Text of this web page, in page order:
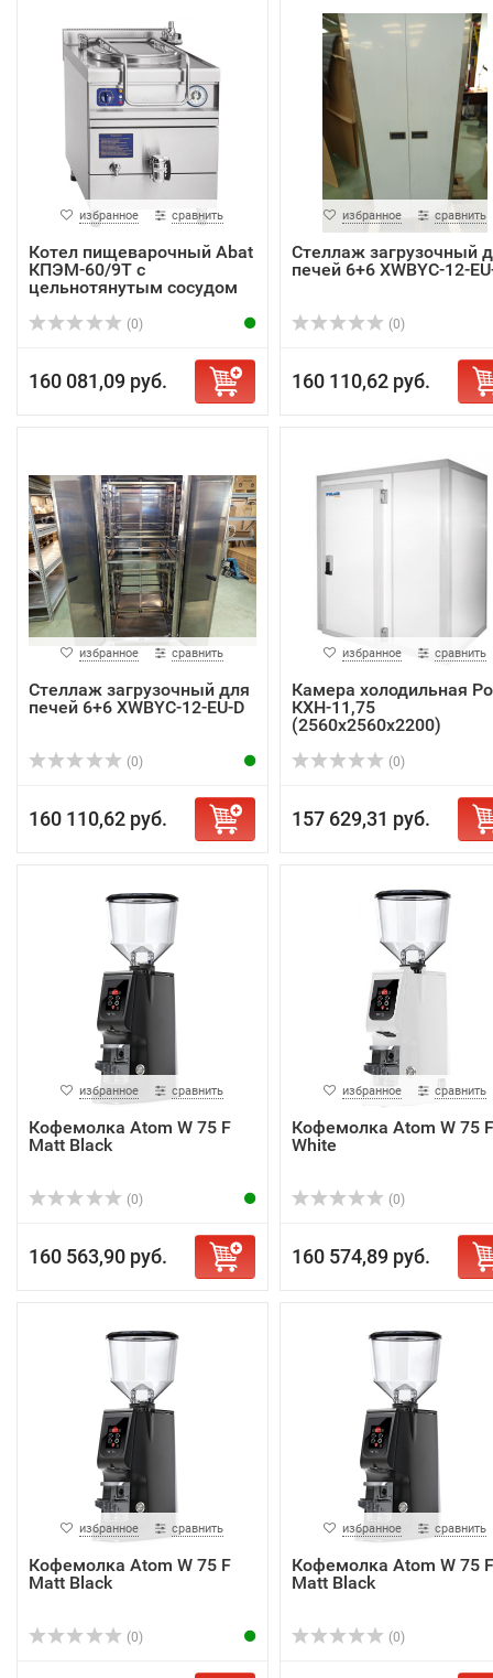
избранное сравнить
Котел пищеварочный Abat
КПЭМ-60/9Т с
цельнотянутым сосудом
(0)
160 081,09 руб.
избранное сравнить
Стеллаж загрузочный
печей 6+6 XWBYC-12-
(0)
160 110,62 руб.
избранное сравнить
Стеллаж загрузочный для
печей 6+6 XWBYC-12-EU-D
(0)
160 110,62 руб.
избранное сравнить
Камера холодильная
КХН-11,75
(2560х2560х2200)
(0)
157 629,31 руб.
избранное сравнить
Кофемолка Atom W 75 F
Matt Black
(0)
160 563,90 руб.
избранное сравнить
Кофемолка Atom W 75 F
White
(0)
160 574,89 руб.
избранное сравнить
Кофемолка Atom W 75 F
Matt Black
(0)
избранное сравнить
Кофемолка Atom W 75 F
Matt Black
(0)